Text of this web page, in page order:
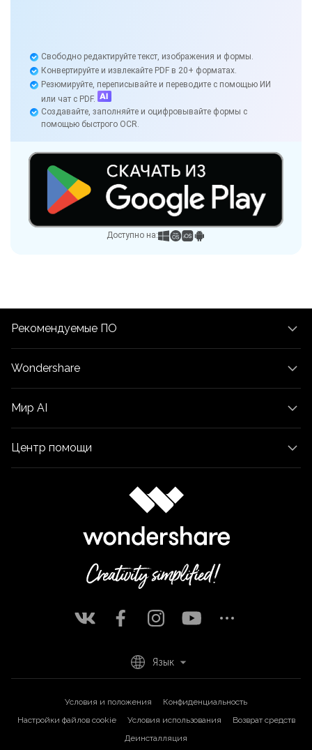
Свободно редактируйте текст, изображения и формы.
Конвертируйте и извлекайте PDF в 20+ форматах.
Резюмируйте, переписывайте и переводите с помощью ИИ
или чат с PDF.
Создавайте, заполняйте и оцифровывайте формы с
помощью быстрого OCR.
Доступно на:
Рекомендуемые ПО
Wondershare
Мир AI
Центр помощи
Условия и положения
Конфиденциальность
Настройки файлов cookie
Условия использования
Возврат средств
Деинсталляция
Язык